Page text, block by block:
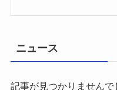
ニュース
記事が見つかりませんで